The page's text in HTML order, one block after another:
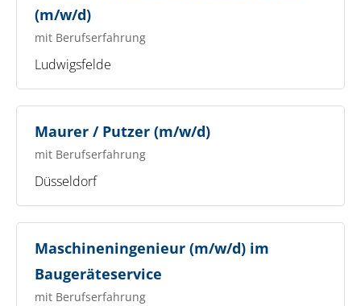
(m/w/d)
mit Berufserfahrung
Ludwigsfelde
Maurer / Putzer (m/w/d)
mit Berufserfahrung
Düsseldorf
Maschineningenieur (m/w/d) im
Baugeräteservice
mit Berufserfahrung